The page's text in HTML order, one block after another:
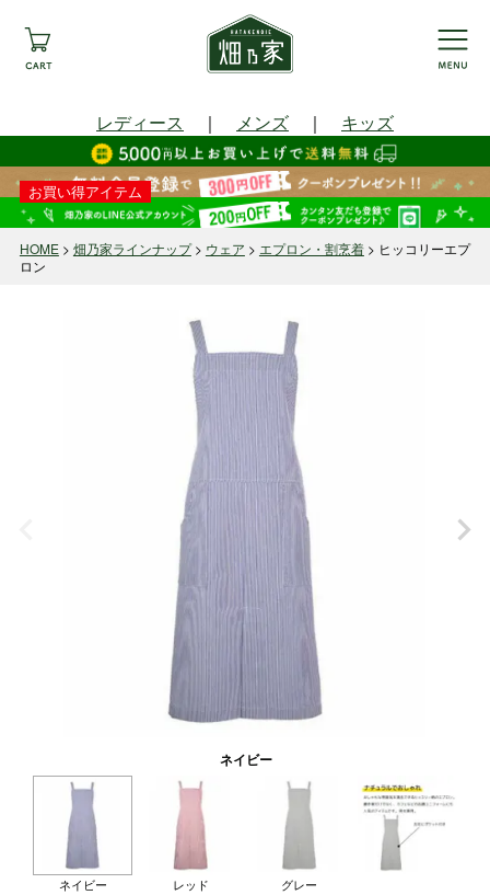
レディース ｜ メンズ ｜ キッズ
HOME 畑乃家ラインナップ ウェア エプロン・割烹着
ヒッコリーエプ
ロン
ネイビー
ネイビー レッド グレー
お買い得アイテム